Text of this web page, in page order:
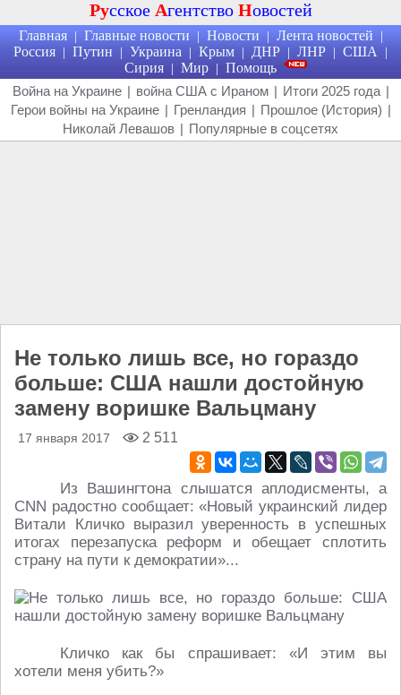
Русское Агентство Новостей
Главная | Главные новости | Новости | Лента новостей |
Россия | Путин | Украина | Крым | ДНР | ЛНР | США |
Сирия | Мир | Помощь
Война на Украине | война США с Ираном | Итоги 2025 года |
Герои войны на Украине | Гренландия | Прошлое (История) |
Николай Левашов | Популярные в соцсетях
Не только лишь все, но гораздо
больше: США нашли достойную
замену воришке Вальцману
17 января 2017 2 511
Из Вашингтона слышатся аплодисменты, а
CNN радостно сообщает: «Новый украинский лидер
Витали Кличко выразил уверенность в успешных
итогах перезапуска реформ и обещает сплотить
страну на пути к демократии»...
Кличко как бы спрашивает: «И этим вы
хотели меня убить?»